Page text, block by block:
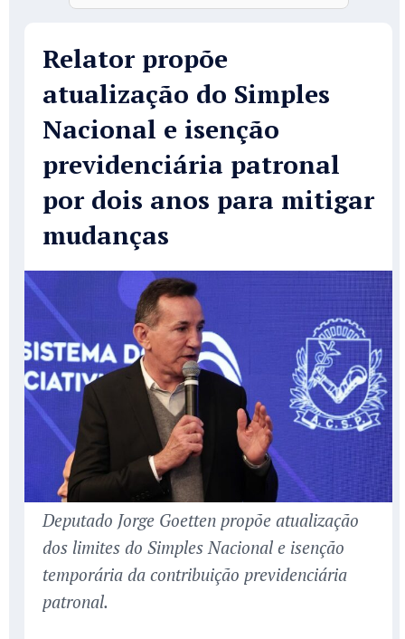
Relator propõe
atualização do Simples
Nacional e isenção
previdenciária patronal
por dois anos para mitigar
mudanças
Deputado Jorge Goetten propõe atualização
dos limites do Simples Nacional e isenção
temporária da contribuição previdenciária
patronal.